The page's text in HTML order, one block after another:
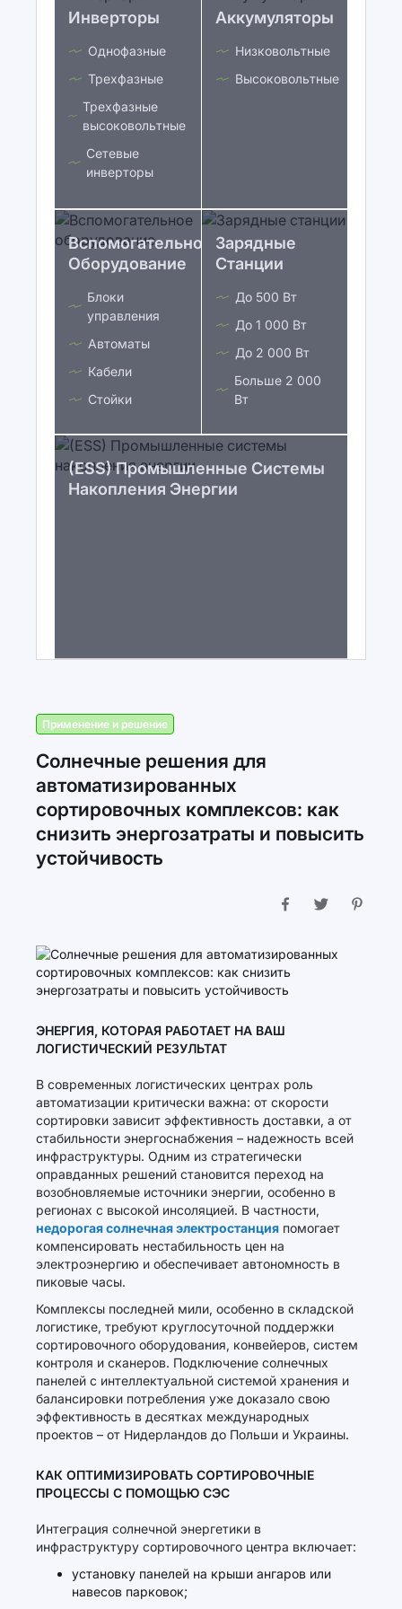
Инверторы
Однофазные
Трехфазные
Трехфазные
высоковольтные
Сетевые
инверторы
Аккумуляторы
Низковольтные
Высоковольтные
Вспомогательное
Оборудование
Блоки
управления
Автоматы
Кабели
Стойки
Зарядные
Станции
До 500 Вт
До 1 000 Вт
До 2 000 Вт
Больше 2 000
Вт
(ESS) Промышленные Системы
Накопления Энергии
Применение и решение
Солнечные решения для
автоматизированных
сортировочных комплексов: как
снизить энергозатраты и повысить
устойчивость
ЭНЕРГИЯ, КОТОРАЯ РАБОТАЕТ НА ВАШ
ЛОГИСТИЧЕСКИЙ РЕЗУЛЬТАТ
В современных логистических центрах роль
автоматизации критически важна: от скорости
сортировки зависит эффективность доставки, а от
стабильности энергоснабжения – надежность всей
инфраструктуры. Одним из стратегически
оправданных решений становится переход на
возобновляемые источники энергии, особенно в
регионах с высокой инсоляцией. В частности,
недорогая солнечная электростанция помогает
компенсировать нестабильность цен на
электроэнергию и обеспечивает автономность в
пиковые часы.
Комплексы последней мили, особенно в складской
логистике, требуют круглосуточной поддержки
сортировочного оборудования, конвейеров, систем
контроля и сканеров. Подключение солнечных
панелей с интеллектуальной системой хранения и
балансировки потребления уже доказало свою
эффективность в десятках международных
проектов – от Нидерландов до Польши и Украины.
КАК ОПТИМИЗИРОВАТЬ СОРТИРОВОЧНЫЕ
ПРОЦЕССЫ С ПОМОЩЬЮ СЭС
Интеграция солнечной энергетики в
инфраструктуру сортировочного центра включает:
установку панелей на крыши ангаров или
навесов парковок;